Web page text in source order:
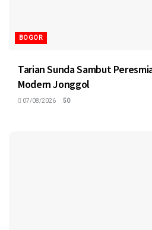
BOGOR
Tarian Sunda Sambut
Modern Jonggol
07/08/2026 50